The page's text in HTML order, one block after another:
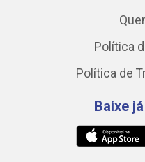
Política
Política de
Baixe